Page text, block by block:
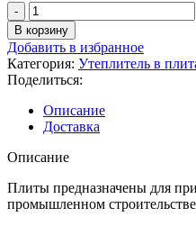
Количество
товара
ТЕХНОНИКОЛЬ
ТЕХНОФАС
Коттедж
1200*600*100мм,
2,16м2
В корзину
Добавить в избранное
Категория: Утеплитель в
Поделиться:
Описание
Доставка
Описание
Плиты предназначены для
промышленном строительстве